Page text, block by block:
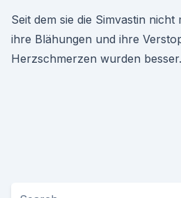
Seit dem sie die Simvastin
ihre Blähungen und ihre
Herzschmerzen wurden besser.